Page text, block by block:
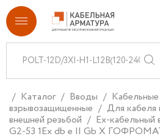
Каталог Вводы
взрывозащищенные
Для кабеля
внешней резьбой
Ех-
G2-53 1Ex db e II Gb X